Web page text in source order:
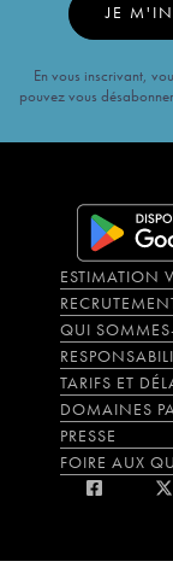
JE
En vous inscrivant,
pouvez vous
ESTIMATION
QUI
TARIFS ET
DOMAINES
PRESSE
FOIRE AUX